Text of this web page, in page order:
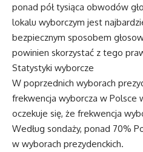
ponad pół tysiąca obwodów
lokalu wyborczym jest
bezpiecznym sposobem
powinien skorzystać z tego
Statystyki wyborcze
W poprzednich wyborach
frekwencja wyborcza w Polsce
oczekuje się, że frekwencja
Według sondaży, ponad 70%
w wyborach prezydenckich.